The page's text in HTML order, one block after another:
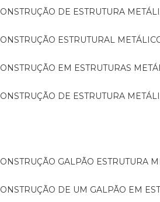
CONSTRUÇÃO DE ESTRUTURA
CONSTRUÇÃO ESTRUTURAL
CONSTRUÇÃO EM ESTRUTURAS
CONSTRUÇÃO DE ESTRUTURA
CONSTRUÇÃO GALPÃO ESTRUTURA
CONSTRUÇÃO DE UM GALPÃO EM